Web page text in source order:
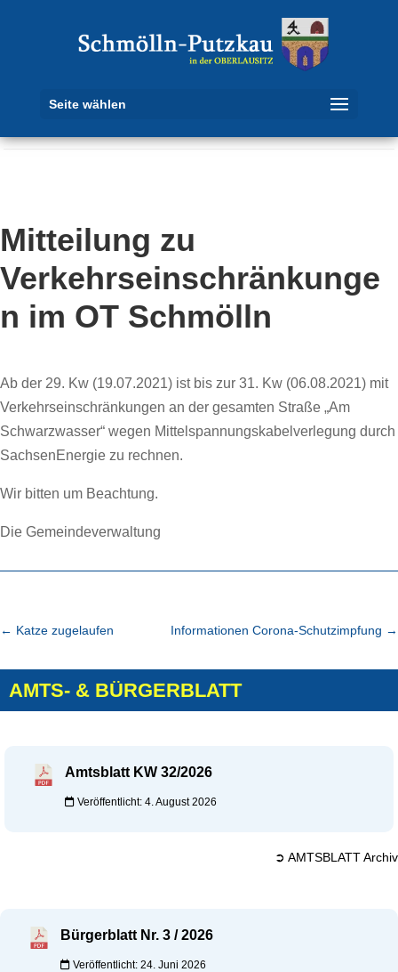
Seite wählen
Mitteilung zu
Verkehrseinschränkunge
n im OT Schmölln
Ab der 29. Kw (19.07.2021) ist bis zur 31. Kw (06.08.2021) mit
Verkehrseinschränkungen an der gesamten Straße „Am
Schwarzwasser“ wegen Mittelspannungskabelverlegung durch
SachsenEnergie zu rechnen.
Wir bitten um Beachtung.
Die Gemeindeverwaltung
← Katze zugelaufen Informationen Corona-Schutzimpfung →
AMTS- & BÜRGERBLATT
Amtsblatt KW 32/2026
Veröffentlicht: 4. August 2026
➲ AMTSBLATT Archiv
Bürgerblatt Nr. 3 / 2026
Veröffentlicht: 24. Juni 2026